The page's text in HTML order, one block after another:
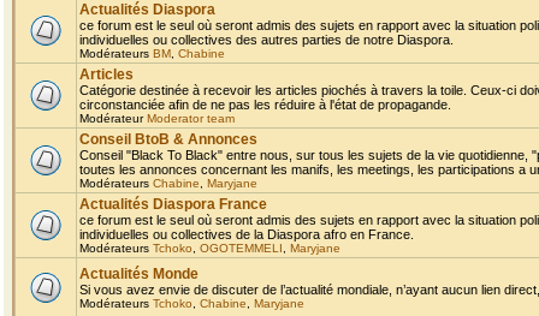
Actualités Diaspora
ce forum est le seul où seront admis des sujets en rapport avec la situation
individuelles ou collectives des autres parties de notre Diaspora.
Modérateurs BM Chabine
Articles
Catégorie destinée à recevoir les articles piochés à travers la toile. Ceux-ci
circonstanciée afin de ne pas les réduire à l'état de propagande.
ModérateurModerator team
Conseil BtoB & Annonces
Conseil "Black To Black" entre nous, sur tous les sujets de la vie
toutes les annonces concernant les manifs, les meetings, les participations a
Modérateurs Chabine Maryjane
Actualités Diaspora France
ce forum est le seul où seront admis des sujets en rapport avec la situation
individuelles ou collectives de la Diaspora afro en France.
Modérateurs Tchoko OGOTEMMELI Maryjane
Actualités Monde
Si vous avez envie de discuter de l’actualité mondiale, n’ayant aucun lien
Modérateurs Tchoko Chabine Maryjane